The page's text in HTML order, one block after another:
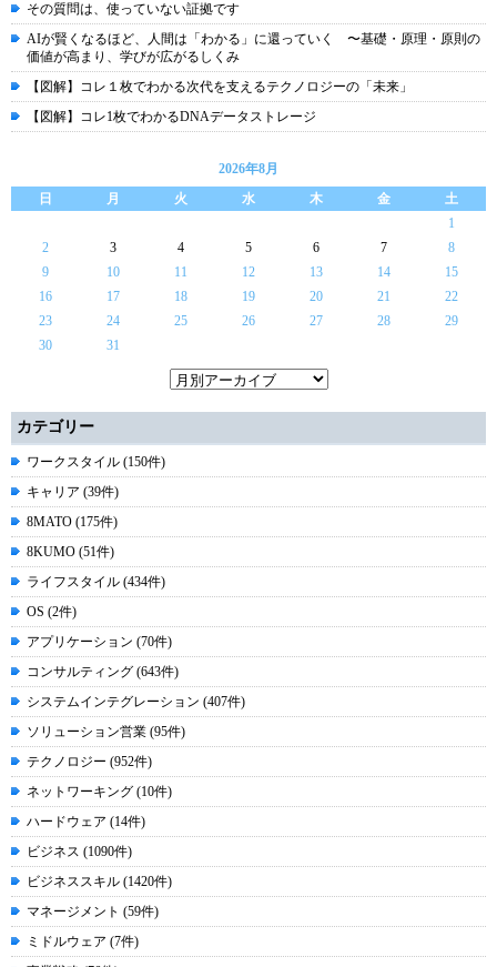
その質問は、使っていない証拠です
AIが賢くなるほど、人間は「わかる」に還っていく 〜基礎・原理・原則の
価値が高まり、学びが広がるしくみ
【図解】コレ１枚でわかる次代を支えるテクノロジーの「未来」
【図解】コレ1枚でわかるDNAデータストレージ
2026年8月
日
月 火 水 木 金
土
1
2
3 4 5 6 7
8
9
10 11 12 13 14
15
16
17 18 19 20 21
22
23
24 25 26 27 28
29
30
31
カテゴリー
ワークスタイル (150件)
キャリア (39件)
8MATO (175件)
8KUMO (51件)
ライフスタイル (434件)
OS (2件)
アプリケーション (70件)
コンサルティング (643件)
システムインテグレーション (407件)
ソリューション営業 (95件)
テクノロジー (952件)
ネットワーキング (10件)
ハードウェア (14件)
ビジネス (1090件)
ビジネススキル (1420件)
マネージメント (59件)
ミドルウェア (7件)